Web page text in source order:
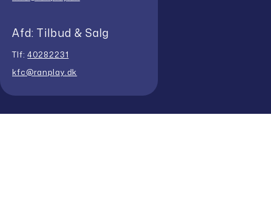
Afd: Tilbud & Salg
Tlf:40282231
kfc@ranplay.dk